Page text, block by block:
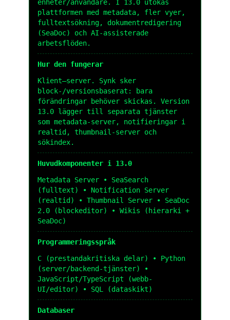
enheter/användare. I 13.0 utökas
plattformen med metadata, fler vyer,
fulltextsökning, dokumentredigering
(SeaDoc) och AI-assisterade
arbetsflöden.
Hur den fungerar
Klient–server. Synk sker
block-/versionsbaserat: bara
förändringar behöver skickas. Version
13.0 lägger till separata tjänster
som metadata-server, notifieringar i
realtid, thumbnail-server och
sökindex.
Huvudkomponenter i 13.0
Metadata Server • SeaSearch
(fulltext) • Notification Server
(realtid) • Thumbnail Server • SeaDoc
2.0 (blockeditor) • Wikis (hierarki +
SeaDoc)
Programmeringsspråk
C (prestandakritiska delar) • Python
(server/backend-tjänster) •
JavaScript/TypeScript (webb-
UI/editor) • SQL (dataskikt)
Databaser